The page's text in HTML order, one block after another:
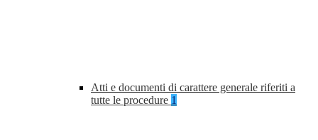
Atti e documenti di carattere generale riferiti a
tutte le procedure 1